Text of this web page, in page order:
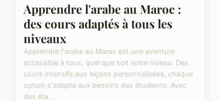
Apprendre l'arabe au Maroc :
des cours adaptés à tous les
niveaux
Apprendre l'arabe au Maroc est une aventure
accessible à tous, quel que soit votre niveau. Des
cours intensifs aux leçons personnalisées, chaque
option s'adapte aux besoins des étudiants. Avec
des éta...